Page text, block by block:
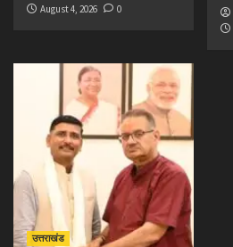
August 4, 2026
0
उत्तराखंड